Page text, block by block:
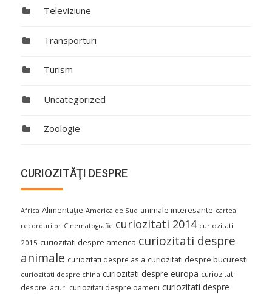
Televiziune
Transporturi
Turism
Uncategorized
Zoologie
CURIOZITĂŢI DESPRE
Africa Alimentaţie America de Sud animale interesante cartea
recordurilor Cinematografie curiozitati 2014 curiozitati
2015 curiozitati despre america curiozitati despre
animale curiozitati despre asia curiozitati despre bucuresti
curiozitati despre china curiozitati despre europa curiozitati
despre lacuri curiozitati despre oameni curiozitati despre